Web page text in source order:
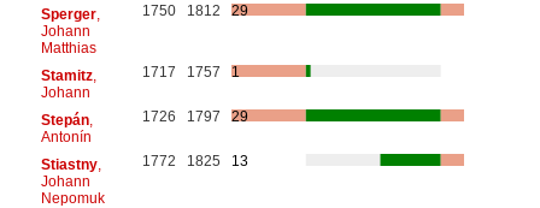
Sperger,
Johann
Matthias
1750 1812 29
Stamitz,
Johann
1717 1757 1
Stepán,
Antonín
1726 1797 29
Stiastny,
Johann
Nepomuk
1772 1825 13